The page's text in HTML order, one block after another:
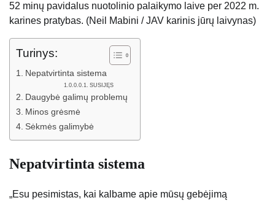
52 minų pavidalus nuotolinio palaikymo laive per 2022 m.
karines pratybas. (Neil Mabini / JAV karinis jūrų laivynas)
Turinys:
Nepatvirtinta sistema
SUSIJĘS
Daugybė galimų problemų
Minos grėsmė
Sėkmės galimybė
Nepatvirtinta sistema
„Esu pesimistas, kai kalbame apie mūsų gebėjimą